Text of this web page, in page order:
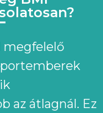
megfelelő
az átlagnál. Ez